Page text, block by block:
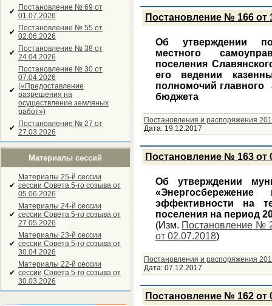
✔ Постановление № 69 от
01.07.2026
✔ Постановление № 55 от
02.06.2026
✔ Постановление № 38 от
24.04.2026
✔
Постановление № 30 от
07.04.2026
(«Предоставление
разрешения на
осуществление земляных
работ»)
✔ Постановление № 27 от
27.03.2026
Материалы сессий
✔
Материалы 25-й сессии
сессии Совета 5-го созыва от
05.06.2026
✔
Материалы 24-й сессии
сессии Совета 5-го созыва от
27.05.2026
✔
Материалы 23-й сессии
сессии Совета 5-го созыва от
30.04.2026
✔
Материалы 22-й сессии
сессии Совета 5-го созыва от
30.03.2026
Постановление № 166 от
Об утверждении
местного
поселения
его ведении
полномочий главного
бюджета
Постановления и распоряжения
Дата: 19.12.2017
Постановление № 163 от
Об утверждении
эффективности на
поселения на период
(Изм. Постановление №
от 02.07.2018)
Постановления и распоряжения
Дата: 07.12.2017
Постановление № 162 от